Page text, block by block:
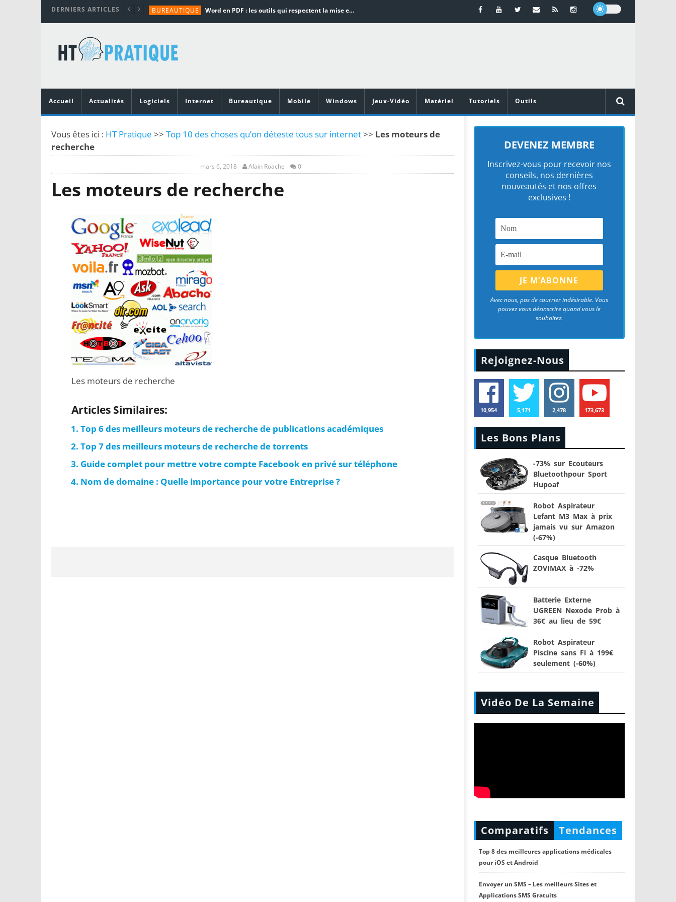
DERNIERS ARTICLES BUREAUTIQUE Word en PDF : les outils qui respectent la mise en page
TUTORIALS
MATÉRIEL
Vidéoprojecteurs Asus : Top 6 des meilleurs modèles de la marque
Accueil
Actualités Logiciels Internet Bureautique Mobile Windows Jeux-Vidéo Matériel Tutoriels Outils
Vous êtes ici : HT Pratique >> Top 10 des choses qu’on déteste tous sur internet>> Les moteurs de
recherche
mars 6, 2018 Alain Roache 0
Les moteurs de recherche
Les moteurs de recherche
Articles Similaires:
Top 6 des meilleurs moteurs de recherche de publications académiques
Top 7 des meilleurs moteurs de recherche de torrents
Guide complet pour mettre votre compte Facebook en privé sur téléphone
Nom de domaine : Quelle importance pour votre Entreprise ?
DEVENEZ MEMBRE
Inscrivez-vous pour recevoir nos
conseils, nos dernières
nouveautés et nos offres
exclusives !
Avec nous, pas de courrier indésirable. Vous
pouvez vous désinscrire quand vous le
souhaitez.
Rejoignez-Nous
10,954 5,171 2,478 173,673
Les Bons Plans
-73% sur Ecouteurs
Bluetoothpour Sport
Hupoaf
Robot Aspirateur
Lefant M3 Max à prix
jamais vu sur Amazon
(-67%)
Casque Bluetooth
ZOVIMAX à -72%
Batterie Externe
UGREEN Nexode Prob à
36€ au lieu de 59€
Robot Aspirateur
Piscine sans Fi à 199€
seulement (-60%)
Vidéo De La Semaine
Comparatifs Tendances
Top 8 des meilleures applications médicales
pour iOS et Android
Envoyer un SMS – Les meilleurs Sites et
Applications SMS Gratuits